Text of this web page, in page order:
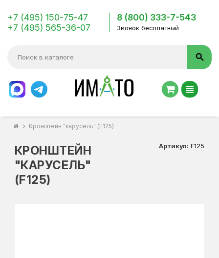
+7 (495) 150-75-47
+7 (495) 565-36-07
8 (800) 333-7-543
Звонок бесплатный
search
view_headline
chevron_right Кронштейн "карусель" (F125)
КРОНШТЕЙН
"КАРУСЕЛЬ"
(F125)
Артикул: F125